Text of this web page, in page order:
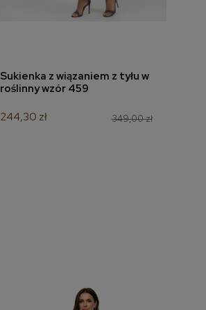
dodaj do koszyka
Sukienka z wiązaniem z tyłu w
roślinny wzór 459
349,00 zł
244,30 zł